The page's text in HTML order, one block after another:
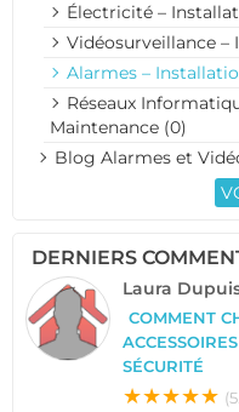
Électricité –
Vidéosurveillance –
Alarmes –
Réseaux
Maintenance (0)
Blog Alarmes et
DERNIERS
Laura
COMMENT
SÉCURITÉ
★★★★★